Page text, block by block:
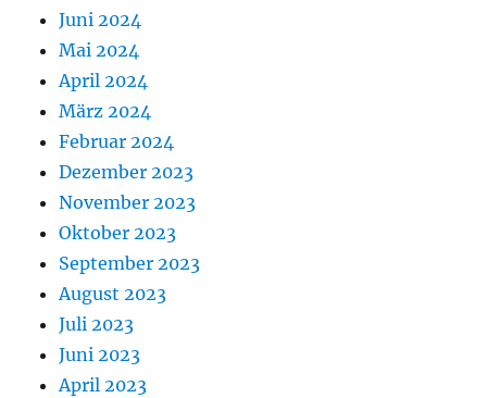
Juni 2024
Mai 2024
April 2024
März 2024
Februar 2024
Dezember 2023
November 2023
Oktober 2023
September 2023
August 2023
Juli 2023
Juni 2023
April 2023